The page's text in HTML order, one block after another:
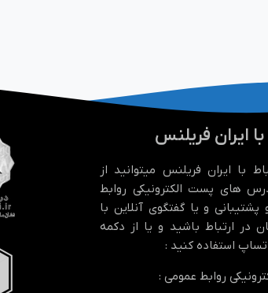
با ایران فریلنس
با ایران فریلنس میتوانید از
های پست الکترونیکی روابط
و یا گفتگوی آنلاین با
در ارتباط باشید و یا از دکمه
استفاده کنید :
روابط عمومی :